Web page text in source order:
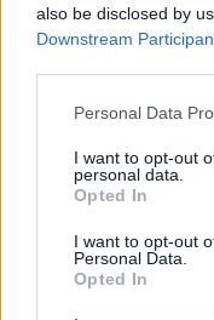
also be disclosed by
Downstream
Personal Data
I want to opt-out
personal data.
Opted In
I want to opt-out
Personal Data.
Opted In
en Pekín y
de Argentina y